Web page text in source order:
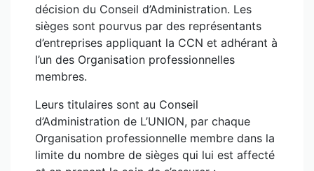
décision du Conseil d’Administration. Les
sièges sont pourvus par des représentants
d’entreprises appliquant la CCN et adhérant à
l’un des Organisation professionnelles
membres.
Leurs titulaires sont au Conseil
d’Administration de L’UNION, par chaque
Organisation professionnelle membre dans la
limite du nombre de sièges qui lui est affecté